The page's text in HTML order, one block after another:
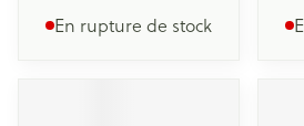
En rupture de stock